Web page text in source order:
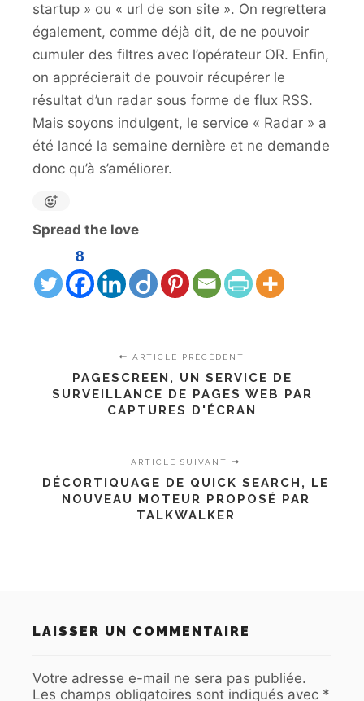
startup » ou « url de son site ». On regrettera
également, comme déjà dit, de ne pouvoir
cumuler des filtres avec l’opérateur OR. Enfin,
on apprécierait de pouvoir récupérer le
résultat d’un radar sous forme de flux RSS.
Mais soyons indulgent, le service « Radar » a
été lancé la semaine dernière et ne demande
donc qu’à s’améliorer.
Spread the love
8
ARTICLE PRÉCÉDENT
PAGESCREEN, UN SERVICE DE
SURVEILLANCE DE PAGES WEB PAR
CAPTURES D'ÉCRAN
ARTICLE SUIVANT
DÉCORTIQUAGE DE QUICK SEARCH, LE
NOUVEAU MOTEUR PROPOSÉ PAR
TALKWALKER
LAISSER UN COMMENTAIRE
Votre adresse e-mail ne sera pas publiée.
Les champs obligatoires sont indiqués avec *